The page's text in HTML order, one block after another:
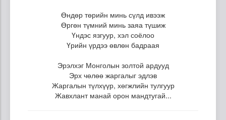
Өндөр төрийн минь сүлд ивээж
Өргөн түмний минь заяа түшиж
Үндэс язгуур, хэл соёлоо
Үрийн үрдээ өвлөн бадраая
Эрэлхэг Монголын золтой ардууд
Эрх чөлөө жаргалыг эдлэв
Жаргалын түлхүүр, хөгжлийн тулгуур
Жавхлант манай орон мандтугай...